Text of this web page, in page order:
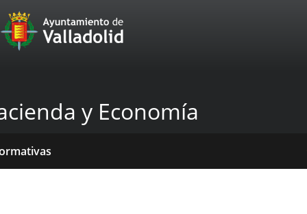
Portal
Web
Ayuntamiento
de
Valladolid
y Economía